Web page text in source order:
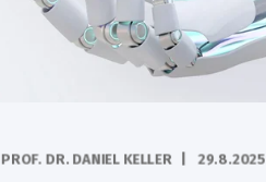
PROF. DR. DANIEL KELLER 29.8.2025